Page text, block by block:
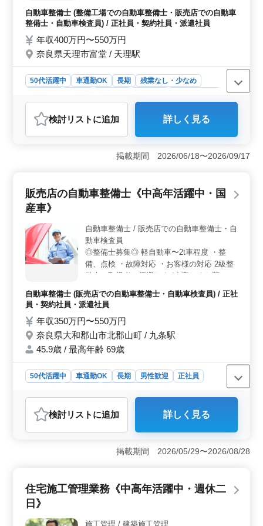
検、車検対応 ＊自動車整備全般（メーカー
問わず）あり ＊トラブルシューティング時
の整備業務全般 ＊点検箇所・問題のあった
箇所・処置方法などお客様対応 ◎現在50歳
以上も活躍している企業です！ ぜひ今まで
の経験を活かして頂ける方のご応募お待ちし
ております。
自動車整備士 (整備工場での自動車整備士・販売店での自動車
整備士・自動車検査員) / 正社員・契約社員・派遣社員
年収400万円〜550万円
奈良県天理市富堂 / 天理駅
50代活躍中 車通勤OK 長期
残業なし・少なめ
おすすめポイント
＜中高年活躍中・マイカー通勤可＞ 経験豊富な50歳以
上の方々が活躍中で、マイカー通勤も可能です。長年の
技術を活かし、安心して働ける職場環境が整っていま
す。自動車整備業界での経験を積んだ方々が、新しい環
勤手当は全額支給されます。福利厚生には雇用、労災、
健康、厚生などが含まれており、従業員の安心・安全を
環境が整っています。 ＜募集職種＞ 自動車整備士
として、整備工場や販売店、自動車検査員としての業務
を募集しています。経験豊富な方々のご応募をお待ちし
ています。新しいチャレンジを求める方や、地域に根ざ
した働き方を希望する方にも最適な環境です。
検討リスト に追加 詳しく見る
掲載期間 2026/06/18〜2026/09/17
販売店の自動車整備士《中高年活躍中・国
産車》
自動車整備士 / 販売店での自動車整備士・自
動車検査員
◎整備士募集◎ 軽自動車〜2t車程度 ・整
備、点検 ・故障対応 ・お客様の対応 2級整
備士の取得者は優遇します! 宜しくお願い致
します。
自動車整備士 (販売店での自動車整備士・自動車検査員) / 正社
員・契約社員・派遣社員
年収350万円〜550万円
奈良県大和郡山市北郡山町 / 九条駅
45.9歳 / 最高年齢 69歳
50代活躍中 車通勤OK 長期 男性歓迎
正社員
おすすめポイント
＜雇用条件＞ この求人は正社員、契約社員、派遣社員
といった複数の雇用形態があり、週5日のフルタイム勤務
が求められます。車通勤が可能であり、通勤手当と交通
費が支給されます。経験者向けには年収380万〜520万円
す。 ＜業務内容＞ 主な業務には整備、点検、故障
対応、お客様の対応が含まれます。軽自動車から2t車まで
す。簡単なパソコン操作ができる方も歓迎されていま
検討リスト に追加 詳しく見る
掲載期間 2026/05/29〜2026/08/28
住宅施工管理業務《中高年活躍中・週休二
日》
施工管理 / 建築施工管理